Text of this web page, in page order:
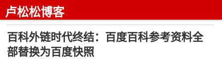
卢松松博客
百科外链时代终结：百度百科参考资料全
部替换为百度快照